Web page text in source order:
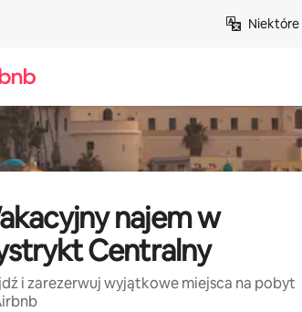
Niektóre
najem w
Centralny
i zarezerwuj wyjątkowe miejsca na pobyt